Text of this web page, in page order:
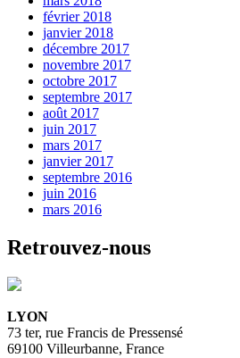
février 2018
janvier 2018
décembre 2017
novembre 2017
octobre 2017
septembre 2017
août 2017
juin 2017
mars 2017
janvier 2017
septembre 2016
juin 2016
mars 2016
Retrouvez-nous
LYON
73 ter, rue Francis de Pressensé
69100 Villeurbanne, France